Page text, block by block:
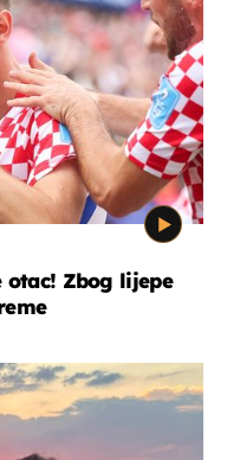
otac! Zbog lijepe